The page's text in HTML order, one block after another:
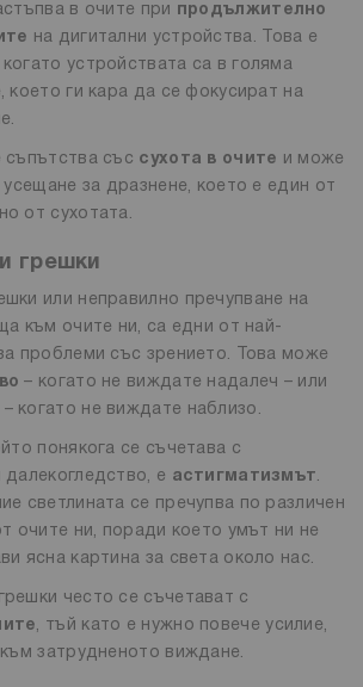
в очите при продължително
на дигитални устройства. Това е
устройствата са в голяма
което ги кара да се фокусират на
съпътства със сухота в очите и може
за дразнене, което е един от
от сухотата.
грешки
или неправилно пречупване на
към очите ни, са едни от най-
проблеми със зрението. Това може
– когато не виждате надалеч – или
– когато не виждате наблизо.
понякога се съчетава с
далекогледство, е астигматизмът.
светлината се пречупва по различен
очите ни, поради което умът ни не
ясна картина за света около нас.
често се съчетават с
, тъй като е нужно повече усилие,
затрудненото виждане.